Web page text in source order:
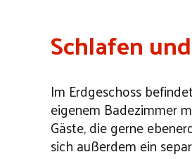
Schlafen
Im Erdgeschoss
eigenem Badezimmer
Gäste, die gerne
sich außerdem ein